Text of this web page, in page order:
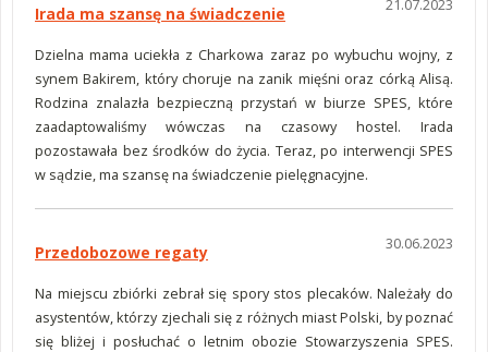
21.07.2023
Irada ma szansę na świadczenie
Dzielna mama uciekła z Charkowa zaraz po wybuchu wojny, z
synem Bakirem, który choruje na zanik mięśni oraz córką Alisą.
Rodzina znalazła bezpieczną przystań w biurze SPES, które
zaadaptowaliśmy wówczas na czasowy hostel. Irada
pozostawała bez środków do życia. Teraz, po interwencji SPES
w sądzie, ma szansę na świadczenie pielęgnacyjne.
30.06.2023
Przedobozowe regaty
Na miejscu zbiórki zebrał się spory stos plecaków. Należały do
asystentów, którzy zjechali się z różnych miast Polski, by poznać
się bliżej i posłuchać o letnim obozie Stowarzyszenia SPES.